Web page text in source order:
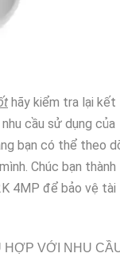
hãy kiểm tra lại kết
cầu sử dụng của
bạn có thể theo
Chúc bạn thành
4MP để bảo vệ tài
HỢP VỚI NHU